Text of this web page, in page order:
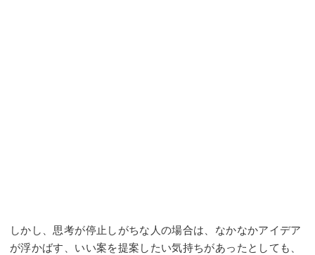
しかし、思考が停止しがちな人の場合は、なかなかアイデア
が浮かばす、いい案を提案したい気持ちがあったとしても、